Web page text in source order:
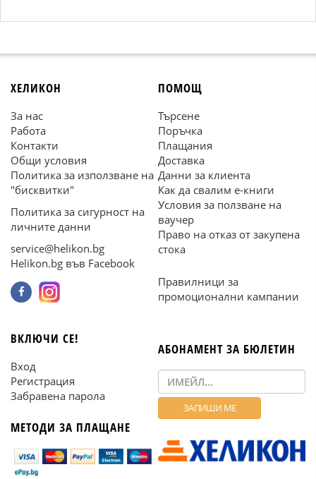
ХЕЛИКОН
За нас
Работа
Контакти
Общи условия
Политика за използване на
"бисквитки"
Политика за сигурност на
личните данни
service@helikon.bg
Helikon.bg във Facebook
ПОМОЩ
Търсене
Поръчка
Плащания
Доставка
Данни за клиента
Как да свалим е-книги
Условия за ползване на
ваучер
Право на отказ от закупена
стока
Правилници за
промоционални кампании
ВКЛЮЧИ СЕ!
Вход
Регистрация
Забравена парола
МЕТОДИ ЗА ПЛАЩАНЕ
АБОНАМЕНТ ЗА БЮЛЕТИН